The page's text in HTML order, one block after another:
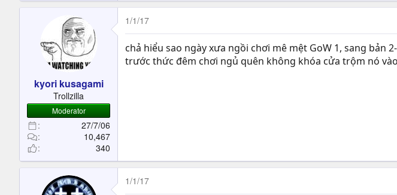
kyori kusagami
Trollzilla
Moderator
27/7/06
10,467
340
1/1/17
chả hiểu sao ngày xưa ngồi chơi mê mệt GoW 1, sang bản
trước thức đêm chơi ngủ quên không khóa cửa trộm nó
1/1/17